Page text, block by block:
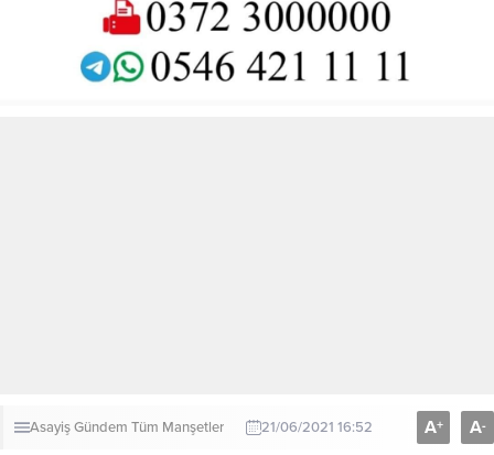
AsayişGündem Tüm Manşetler 21/06/2021 16:52 A+ A-